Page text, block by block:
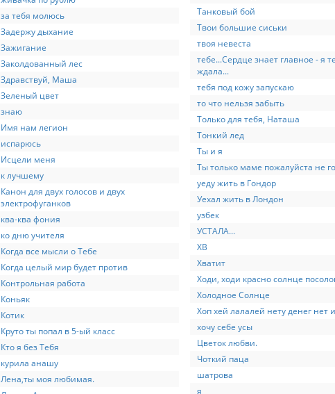
за тебя молюсь
Задержу дыхание
Зажигание
Заколдованный лес
Здравствуй, Маша
Зеленый цвет
знаю
Имя нам легион
испарюсь
Исцели меня
к лучшему
Канон для двух голосов и двух
электрофуганков
ква-ква фония
ко дню учителя
Когда все мысли о Тебе
Когда целый мир будет против
Контрольная работа
Коньяк
Котик
Круто ты попал в 5-ый класс
Кто я без Тебя
курила анашу
Лена,ты моя любимая.
Танковый бой
Твои большие сиськи
твоя невеста
тебе...Сердце знает главное - я
ждала...
тебя под кожу запускаю
то что нельзя забыть
Только для тебя, Наташа
Тонкий лед
Ты и я
Ты только маме пожалуйста не
уеду жить в Гондор
Уехал жить в Лондон
узбек
УСТАЛА...
ХВ
Хватит
Ходи, ходи красно солнце
Холодное Солнце
Хоп хей лалалей нету денег нет
хочу себе усы
Цветок любви.
Чоткий паца
шатрова
я